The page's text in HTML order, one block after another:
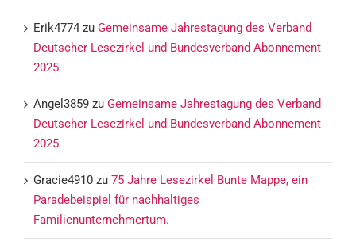
Erik4774 zu Gemeinsame Jahrestagung des Verband
Deutscher Lesezirkel und Bundesverband Abonnement
2025
Angel3859 zu Gemeinsame Jahrestagung des Verband
Deutscher Lesezirkel und Bundesverband Abonnement
2025
Gracie4910 zu 75 Jahre Lesezirkel Bunte Mappe, ein
Paradebeispiel für nachhaltiges
Familienunternehmertum.